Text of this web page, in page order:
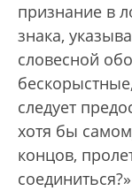
признание в
знака,
словесной
следует
хотя бы
концов,